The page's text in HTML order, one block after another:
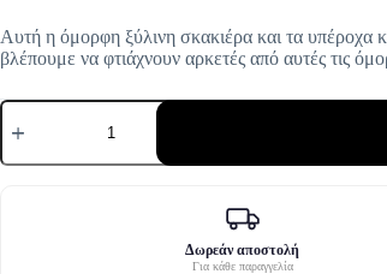
Αυτή η όμορφη ξύλινη σκακιέρα και τα υπέροχα
βλέπουμε να φτιάχνουν αρκετές από αυτές τις
Υπέροχο
ξύλινο
σκακιού
Δωρεάν αποστολή
Για κάθε παραγγελία